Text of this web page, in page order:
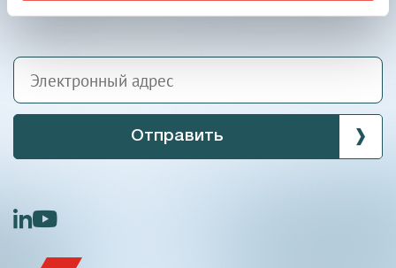
Отправить
linkedinyoutube